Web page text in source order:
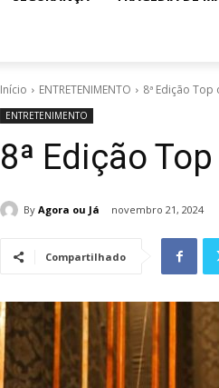
Início ENTRETENIMENTO 8ª Edição Top
ENTRETENIMENTO
8ª Edição
By Agora ou Já novembro 21, 2024
Compartilhado